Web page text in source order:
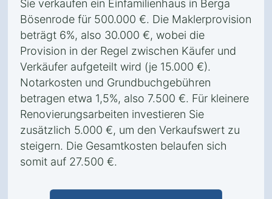
Sie verkaufen ein Einfamilienhaus in Berga
Bösenrode für 500.000 €. Die Maklerprovision
beträgt 6%, also 30.000 €, wobei die
Provision in der Regel zwischen Käufer und
Verkäufer aufgeteilt wird (je 15.000 €).
Notarkosten und Grundbuchgebühren
betragen etwa 1,5%, also 7.500 €. Für kleinere
Renovierungsarbeiten investieren Sie
zusätzlich 5.000 €, um den Verkaufswert zu
steigern. Die Gesamtkosten belaufen sich
somit auf 27.500 €.